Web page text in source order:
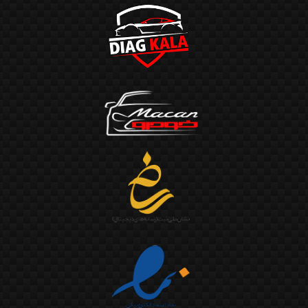
این دستگاه‌ها برای صافکاری بدون رنگ یا رنگ‌دار با دقت بالا
بالاترین دقت، مناسب برای صافکاری تخصصی
اجزای اصلی دستگاه نقطه جوش صافکاری
ترانس جوش: تولید جریان بالا با ولتاژ پایین
الکترود یا بازو: برای ایجاد فشار و اتصال دقیق
صفحه کنترل دیجیتال یا آنالوگ: تنظیمات ولتاژ، شدت جریان، زمان جوش
واشر جوش یا پین‌متر: برای جوش‌دادن قطعات جانبی جهت کشش
دسته چکش کششی: برای بیرون کشیدن فرورفتگی‌ها بعد از جوش پین‌ها
مزایا و معایب دستگاه نقطه جوش صافکاری
مزایا استفاده از دستگاه نقطه جوش
اتصال سریع و مقاوم در نقطه‌ای محدود
عدم نیاز به مواد مصرفی زیاد (سیم یا گاز)
کاهش زمان صافکاری حفظ کیفیت رنگ اطراف نقطه جوش
معایب استفاده از دستگاه نقطه جوش